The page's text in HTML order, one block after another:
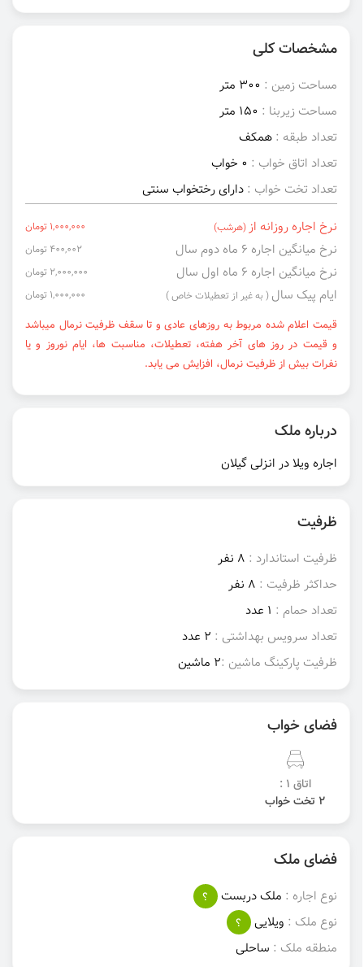
مشخصات کلی
مساحت زمین : 300 متر
مساحت زیربنا : 150 متر
تعداد طبقه : همکف
تعداد اتاق خواب : 0 خواب
تعداد تخت خواب : دارای رختخواب سنتی
نرخ اجاره روزانه از (هرشب) 1,000,000 تومان
نرخ میانگین اجاره ۶ ماه دوم سال 400,002 تومان
نرخ میانگین اجاره ۶ ماه اول سال 2,000,000 تومان
ایام پیک سال ( به غیر از تعطیلات خاص ) 1,000,000 تومان
قیمت اعلام شده مربوط به روزهای عادی و تا سقف ظرفیت نرمال میباشد
و قیمت در روز های آخر هفته، تعطیلات، مناسبت ها، ایام نوروز و یا
نفرات بیش از ظرفیت نرمال، افزایش می یابد.
درباره ملک
اجاره ویلا در انزلی گیلان
ظرفیت
ظرفیت استاندارد : 8 نفر
حداکثر ظرفیت : 8 نفر
تعداد حمام : 1 عدد
تعداد سرویس بهداشتی : 2 عدد
ظرفیت پارکینگ ماشین :2 ماشین
فضای خواب
اتاق 1 :
2 تخت خواب
فضای ملک
نوع اجاره : ملک دربست
؟
نوع ملک : ویلایی
؟
منطقه ملک : ساحلی